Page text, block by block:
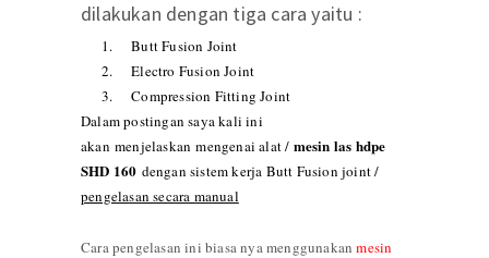
dilakukan dengan tiga cara yaitu :
1.
Butt Fusion Joint
2.
Electro Fusion Joint
3.
Compression Fitting Joint
Dalam postingan saya kali ini
akan menjelaskan mengenai alat / mesin las hdpe
SHD 160 dengan sistem kerja Butt Fusion joint /
pengelasan secara manual
Cara pengelasan ini biasa nya menggunakan mesin